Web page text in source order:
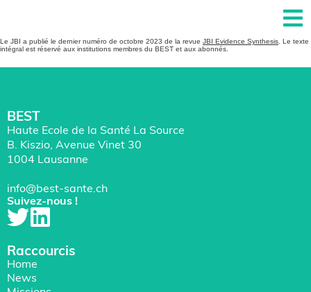
Le JBI a publié le dernier numéro de octobre 2023 de la revue JBI Evidence Synthesis . Le texte
intégral est réservé aux institutions membres du BEST et aux abonnés.
BEST
Haute Ecole de la Santé La Source
B. Kiszio, Avenue Vinet 30
1004 Lausanne
info@best-sante.ch
Suivez-nous !
Raccourcis
Home
News